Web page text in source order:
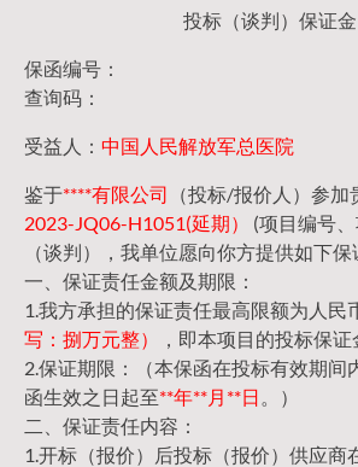
投标（谈判）保证金
保函编号：
查询码：
受益人： 中国人民解放军总医院
鉴于****有限公司 （投标/报价人）参加
2023-JQ06-H1051(延期）
(项目编号
（谈判），我单位愿向你方提供如下保
一、保证责任金额及期限：
1.我方承担的保证责任最高限额为人民
写：捌万元整）
，即本项目的投标保证
2.保证期限：（本保函在投标有效期间
函生效之日起至**年**月**日 。）
二、保证责任内容：
1.开标（报价）后投标（报价）供应商